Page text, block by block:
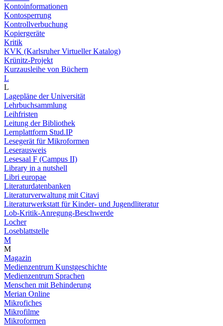
Kontoinformationen
Kontosperrung
Kontrollverbuchung
Kopiergeräte
Kritik
KVK (Karlsruher Virtueller Katalog)
Krünitz-Projekt
Kurzausleihe von Büchern
L
L
Lagepläne der Universität
Lehrbuchsammlung
Leihfristen
Leitung der Bibliothek
Lernplattform Stud.IP
Lesegerät für Mikroformen
Leserausweis
Lesesaal F (Campus II)
Library in a nutshell
Libri europae
Literaturdatenbanken
Literaturverwaltung mit Citavi
Literaturwerkstatt für Kinder- und Jugendliteratur
Lob-Kritik-Anregung-Beschwerde
Locher
Loseblattstelle
M
M
Magazin
Medienzentrum Kunstgeschichte
Medienzentrum Sprachen
Menschen mit Behinderung
Merian Online
Mikrofiches
Mikrofilme
Mikroformen